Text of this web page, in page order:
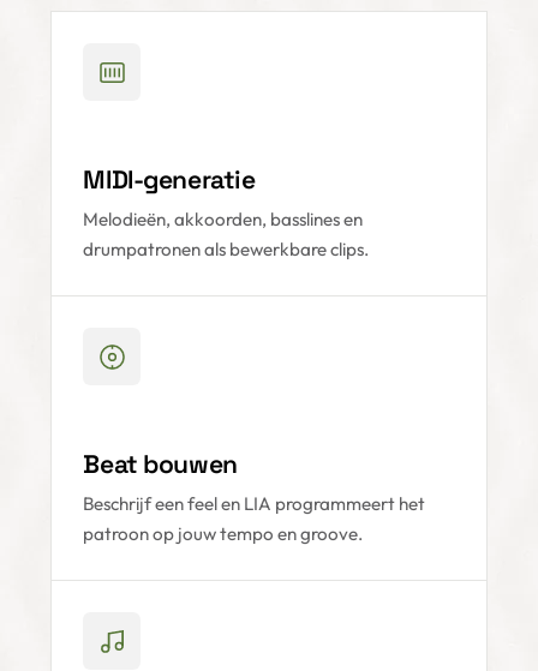
MIDI-generatie
Melodieën, akkoorden, basslines en
drumpatronen als bewerkbare clips.
Beat bouwen
Beschrijf een feel en LIA programmeert het
patroon op jouw tempo en groove.